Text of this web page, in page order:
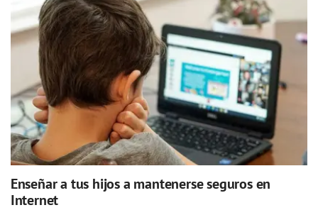
Enseñar a tus hijos a mantenerse seguros en
Internet